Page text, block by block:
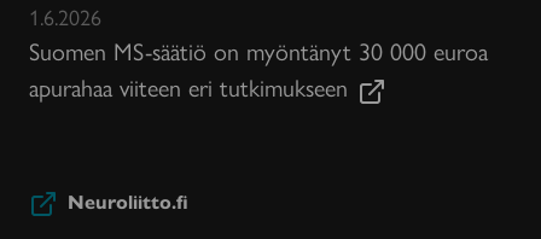
1.6.2026
Suomen MS-säätiö on myöntänyt 30 000 euroa
apurahaa viiteen eri tutkimukseen
Neuroliitto.fi